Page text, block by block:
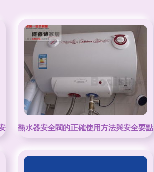
心選熱水器
熱水器安全閥的正確使用方法與安全要點